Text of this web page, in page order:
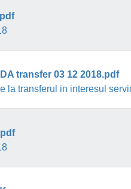
transfer 03 12 2018.pdf
la transferul in interesul